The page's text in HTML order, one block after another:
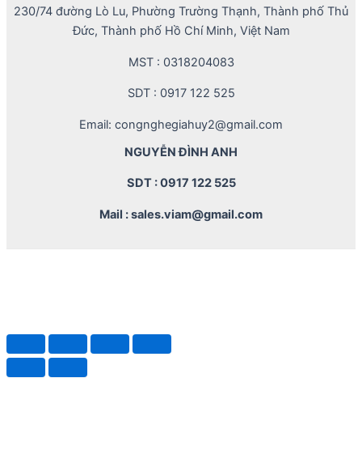
230/74 đường Lò Lu, Phường Trường Thạnh, Thành phố Thủ
Đức, Thành phố Hồ Chí Minh, Việt Nam
MST : 0318204083
SDT : 0917 122 525
Email: congnghegiahuy2@gmail.com
NGUYỄN ĐÌNH ANH
SDT : 0917 122 525
Mail : sales.viam@gmail.com